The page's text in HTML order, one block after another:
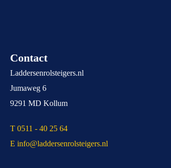
Contact
Laddersenrolsteigers.nl
Jumaweg 6
9291 MD Kollum
T 0511 - 40 25 64
E info@laddersenrolsteigers.nl